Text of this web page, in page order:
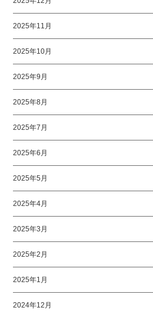
2025年11月
2025年10月
2025年9月
2025年8月
2025年7月
2025年6月
2025年5月
2025年4月
2025年3月
2025年2月
2025年1月
2024年12月